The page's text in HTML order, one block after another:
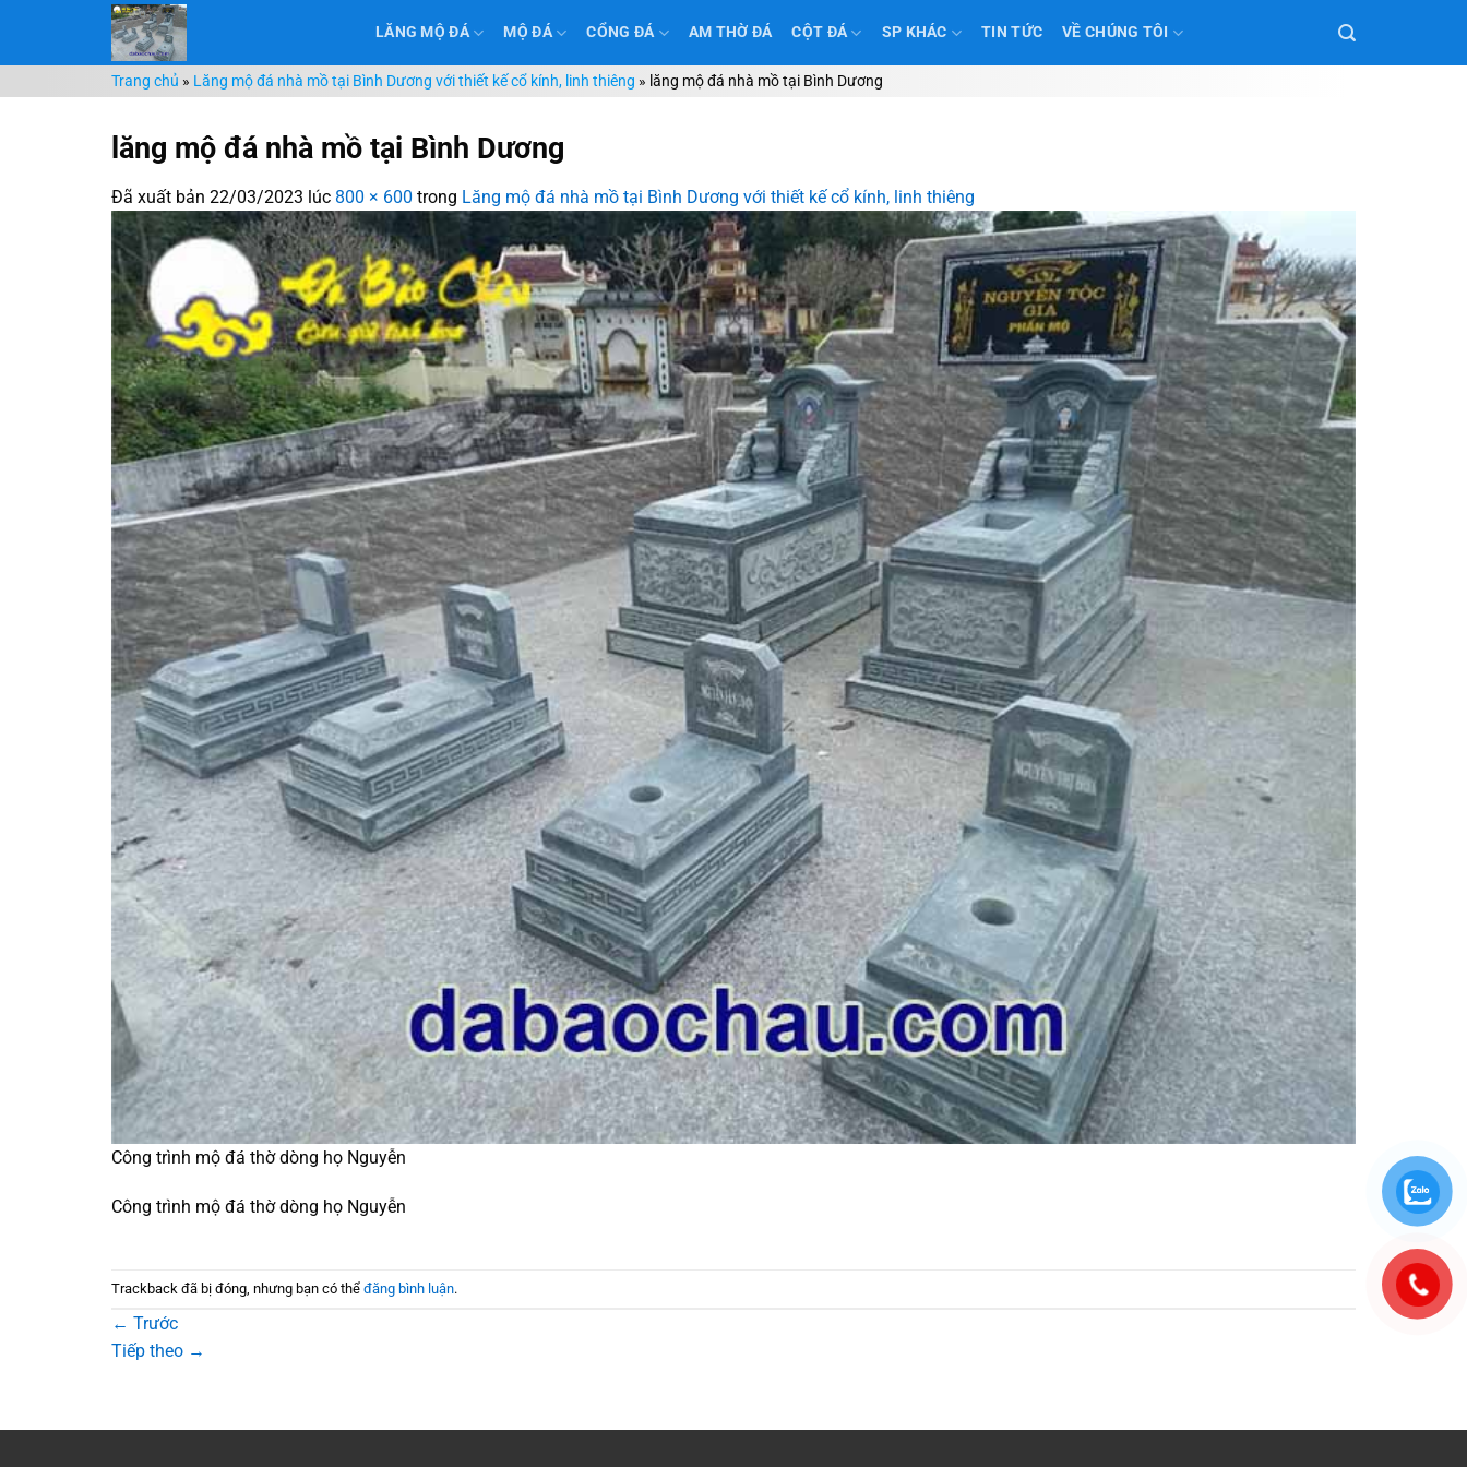
nội
dung
LĂNG MỘ ĐÁ MỘ ĐÁ CỔNG ĐÁ AM THỜ ĐÁ CỘT ĐÁ SP KHÁC TIN TỨC VỀ CHÚNG TÔI
Trang chủ » Lăng mộ đá nhà mồ tại Bình Dương với thiết kế cổ kính, linh thiêng » lăng mộ đá nhà mồ tại Bình Dương
lăng mộ đá nhà mồ tại Bình Dương
Đã xuất bản 22/03/2023 lúc 800 × 600 trong Lăng mộ đá nhà mồ tại Bình Dương với thiết kế cổ kính, linh thiêng
Công trình mộ đá thờ dòng họ Nguyễn
Công trình mộ đá thờ dòng họ Nguyễn
Trackback đã bị đóng, nhưng bạn có thể đăng bình luận.
← Trước
Tiếp theo →